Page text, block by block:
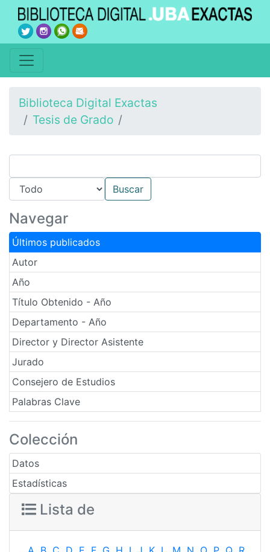
Biblioteca Digital Exactas
Tesis de Grado
Navegar
Últimos publicados
Autor
Año
Título Obtenido - Año
Departamento - Año
Director y Director Asistente
Jurado
Consejero de Estudios
Palabras Clave
Colección
Datos
Estadísticas
Lista de